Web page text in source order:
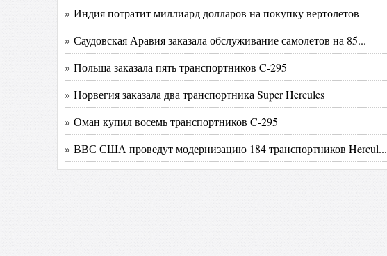
» Индия потратит миллиард долларов на покупку вертолетов
» Саудовская Аравия заказала обслуживание самолетов на 85...
» Польша заказала пять транспортников C-295
» Норвегия заказала два транспортника Super Hercules
» Оман купил восемь транспортников C-295
» ВВС США проведут модернизацию 184 транспортников Hercul...